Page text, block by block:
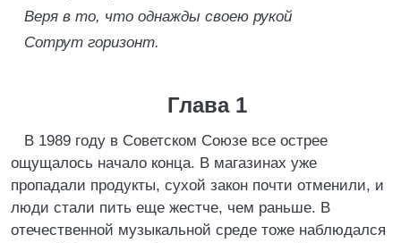
Веря в то, что однажды своею рукой
Сотрут горизонт.
Глава 1
В 1989 году в Советском Союзе все острее
ощущалось начало конца. В магазинах уже
пропадали продукты, сухой закон почти отменили, и
люди стали пить еще жестче, чем раньше. В
отечественной музыкальной среде тоже наблюдался